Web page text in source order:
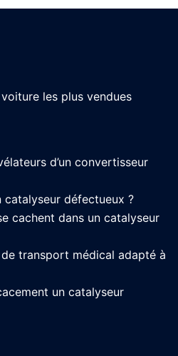
les plus vendues
d’un convertisseur
défectueux ?
cachent dans un catalyseur
transport médical adapté à
un catalyseur